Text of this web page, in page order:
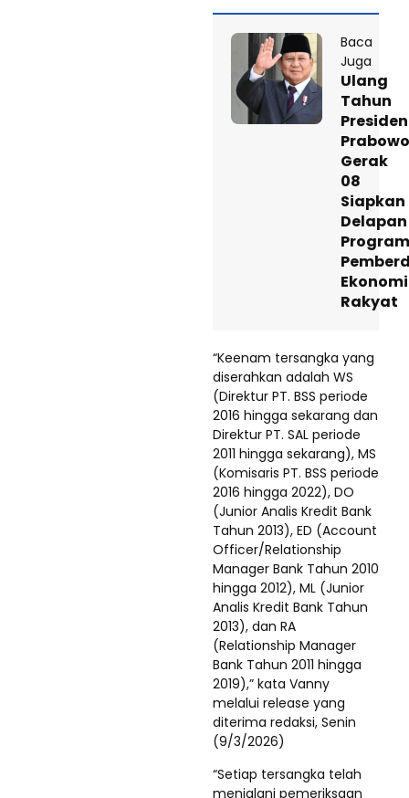
Baca
Juga
Ulang
Tahun
Presiden
Gerak
08
Siapkan
Delapan
Program
Ekonomi
Rakyat
“Keenam tersangka yang
diserahkan adalah WS
(Direktur PT. BSS periode
2016 hingga sekarang dan
Direktur PT. SAL periode
2011 hingga sekarang), MS
(Komisaris PT. BSS periode
2016 hingga 2022), DO
(Junior Analis Kredit Bank
Tahun 2013), ED (Account
Officer/Relationship
Manager Bank Tahun 2010
hingga 2012), ML (Junior
Analis Kredit Bank Tahun
2013), dan RA
(Relationship Manager
Bank Tahun 2011 hingga
2019),” kata Vanny
melalui release yang
diterima redaksi, Senin
(9/3/2026)
“Setiap tersangka telah
menjalani pemeriksaan